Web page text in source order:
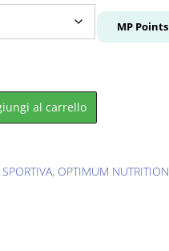
MP Points
al carrello
, OPTIMUM NUTRITION